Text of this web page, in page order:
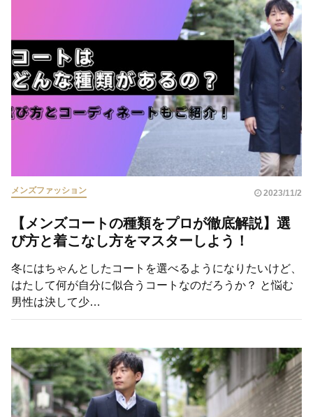
メンズファッション 2023/11/2
【メンズコートの種類をプロが徹底解説】選
び方と着こなし方をマスターしよう！
冬にはちゃんとしたコートを選べるようになりたいけど、
はたして何が自分に似合うコートなのだろうか？ と悩む
男性は決して少…